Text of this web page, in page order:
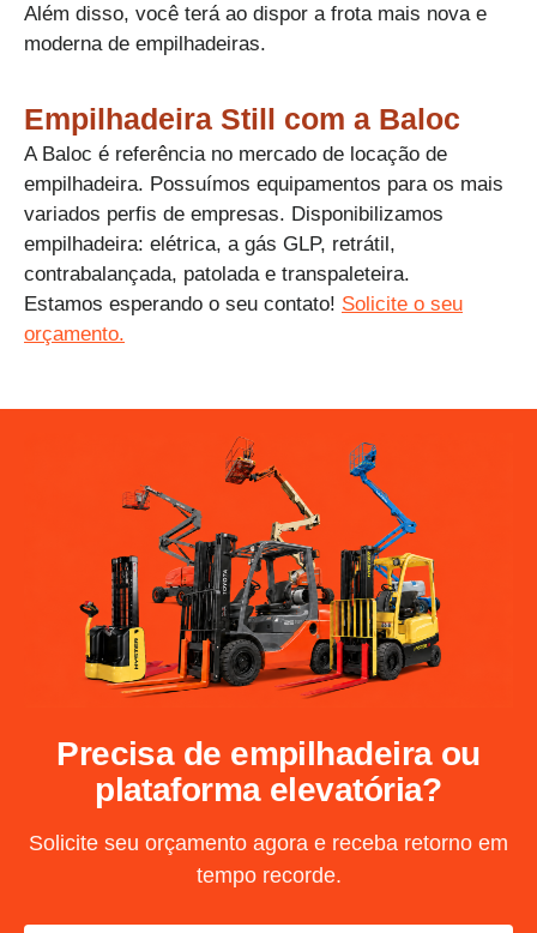
Além disso, você terá ao dispor a frota mais nova e
moderna de empilhadeiras.​
Empilhadeira Still com a Baloc​
A Baloc é referência no mercado de locação de
empilhadeira. Possuímos equipamentos para os mais
variados perfis de empresas. Disponibilizamos
empilhadeira: elétrica, a gás GLP, retrátil,
contrabalançada, patolada e transpaleteira.
Estamos esperando o seu contato! Solicite o seu
orçamento.
Precisa de empilhadeira ou
plataforma elevatória?
Solicite seu orçamento agora e receba retorno em
tempo recorde.